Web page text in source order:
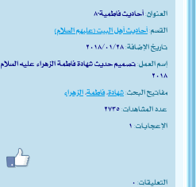
العنوان:أحاديث فاطمية-٨
القسم:أحاديث أهل البيت (عليهم السلام)
تاريخ الإضافة:٢٠١٨/٠١/٢٨
إسم العمل:تصميم حديث شهادة فاطمة الزهراء عليه السلام
٢٠١٨
مفاتيح البحث:شهادة،فاطمة،الزهراء
عدد المشاهدات:٢٧٣٥
الإعجابات:١
التعليقات:٠